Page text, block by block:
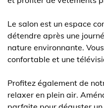
Le salon est un espace
détendre après une
nature environnante.
confortable et une
Profitez également de
relaxer en plein air.